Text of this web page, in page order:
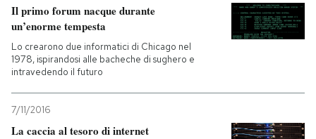
PODCAST
NEWSLETTER
I MIEI PREFERITI
Il primo forum nacque durante
un’enorme tempesta
Lo crearono due informatici di Chicago nel
1978, ispirandosi alle bacheche di sughero e
intravedendo il futuro
7/11/2016
La caccia al tesoro di internet